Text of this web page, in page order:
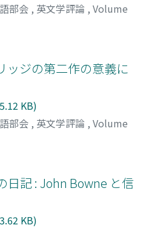
部会 , 英文学評論 , Volume
ッジの第二作の意義に
KB)
部会 , 英文学評論 , Volume
日記 : John Bowne と信
KB)